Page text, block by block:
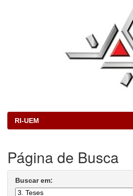
RI-UEM
Página de Busca
Buscar em: